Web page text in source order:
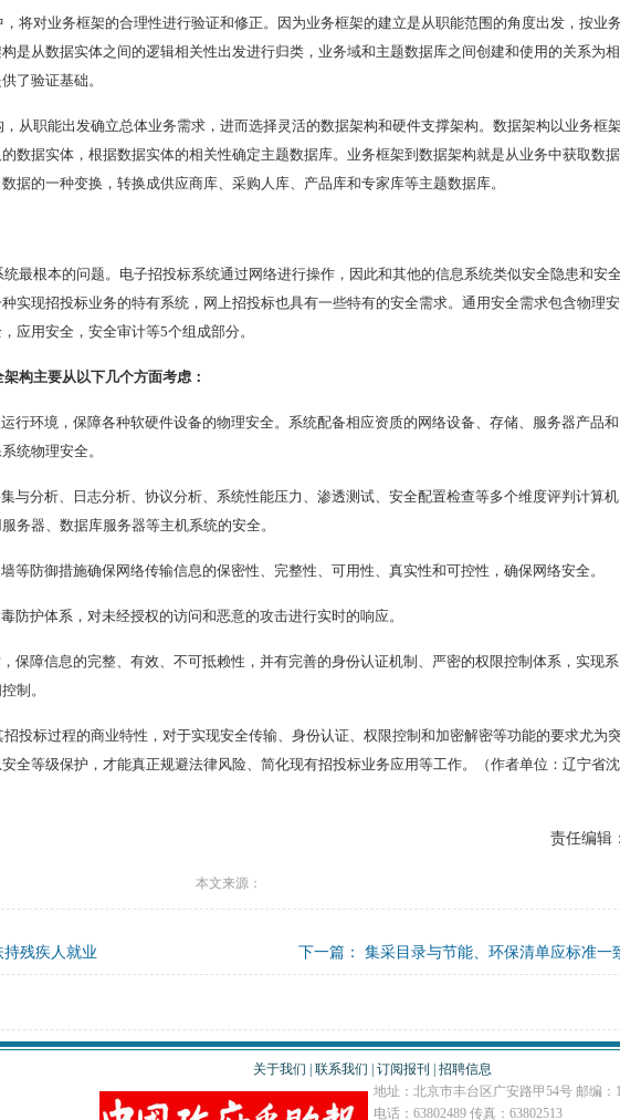
将对业务框架的合理性进行验证和修正。因为业务框架的建立是从职能范围的角度出发，按业务
是从数据实体之间的逻辑相关性出发进行归类，业务域和主题数据库之间创建和使用的关系为相
了验证基础。
从职能出发确立总体业务需求，进而选择灵活的数据架构和硬件支撑架构。数据架构以业务框架
数据实体，根据数据实体的相关性确定主题数据库。业务框架到数据架构就是从业务中获取数据
据的一种变换，转换成供应商库、采购人库、产品库和专家库等主题数据库。
最根本的问题。电子招投标系统通过网络进行操作，因此和其他的信息系统类似安全隐患和安
实现招投标业务的特有系统，网上招投标也具有一些特有的安全需求。通用安全需求包含物理安
应用安全，安全审计等5个组成部分。
构主要从以下几个方面考虑：
行环境，保障各种软硬件设备的物理安全。系统配备相应资质的网络设备、存储、服务器产品和
统物理安全。
与分析、日志分析、协议分析、系统性能压力、渗透测试、安全配置检查等多个维度评判计算机
务器、数据库服务器等主机系统的安全。
等防御措施确保网络传输信息的保密性、完整性、可用性、真实性和可控性，确保网络安全。
防护体系，对未经授权的访问和恶意的攻击进行实时的响应。
保障信息的完整、有效、不可抵赖性，并有完善的身份认证机制、严密的权限控制体系，实现系
制。
投标过程的商业特性，对于实现安全传输、身份认证、权限控制和加密解密等功能的要求尤为
全等级保护，才能真正规避法律风险、简化现有招投标业务应用等工作。（作者单位：辽宁省沈
责任编辑：
本文来源：
下一篇： 集采目录与节能、环保清单应标准一
残疾人就业
关于我们 联系我们 订阅报刊
招聘信息
地址：北京市丰台区广安路甲54号 邮编：
电话：63802489 传真：63802513